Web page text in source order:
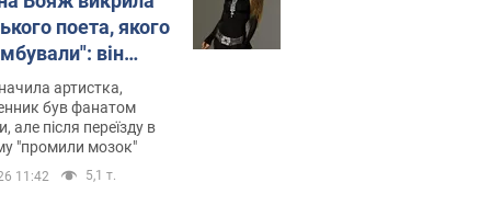
поета, якого
він
російської не
тепер хоче
українців
артистка,
був фанатом
але після переїзду в
"промили мозок"
11:42 5,1 т.